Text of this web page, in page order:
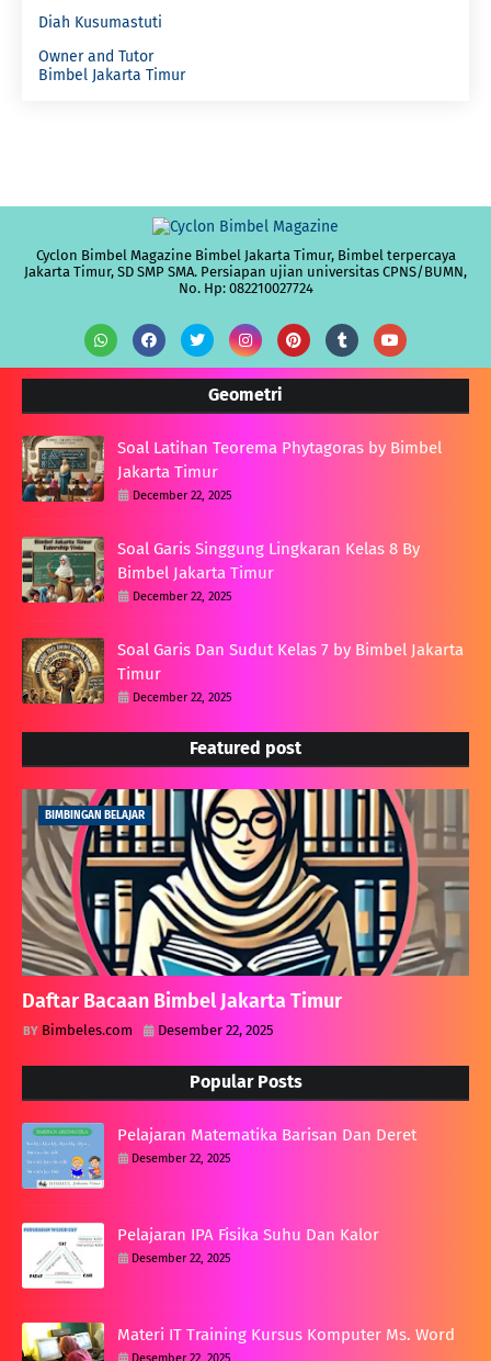
Diah Kusumastuti
Owner and Tutor
Bimbel Jakarta Timur
Cyclon Bimbel Magazine Bimbel Jakarta Timur, Bimbel terpercaya
Jakarta Timur, SD SMP SMA. Persiapan ujian universitas CPNS/BUMN,
No. Hp: 082210027724
Geometri
Soal Latihan Teorema Phytagoras by Bimbel
Jakarta Timur
December 22, 2025
Soal Garis Singgung Lingkaran Kelas 8 By
Bimbel Jakarta Timur
December 22, 2025
Soal Garis Dan Sudut Kelas 7 by Bimbel Jakarta
Timur
December 22, 2025
Featured post
BIMBINGAN BELAJAR
Daftar Bacaan Bimbel Jakarta Timur
Bimbeles.com Desember 22, 2025
Popular Posts
Pelajaran Matematika Barisan Dan Deret
Desember 22, 2025
Pelajaran IPA Fisika Suhu Dan Kalor
Desember 22, 2025
Materi IT Training Kursus Komputer Ms. Word